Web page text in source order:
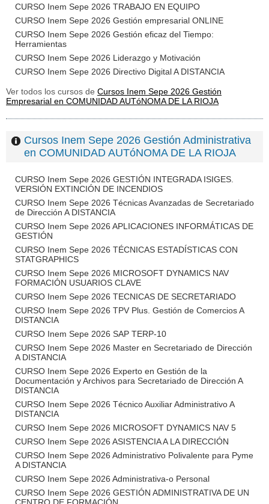
CURSO Inem Sepe 2026 TRABAJO EN EQUIPO
CURSO Inem Sepe 2026 Gestión empresarial ONLINE
CURSO Inem Sepe 2026 Gestión eficaz del Tiempo:
Herramientas
CURSO Inem Sepe 2026 Liderazgo y Motivación
CURSO Inem Sepe 2026 Directivo Digital A DISTANCIA
Ver todos los cursos de Cursos Inem Sepe 2026 Gestión
Empresarial en COMUNIDAD AUTóNOMA DE LA RIOJA
Cursos Inem Sepe 2026 Gestión Administrativa
en COMUNIDAD AUTóNOMA DE LA RIOJA
CURSO Inem Sepe 2026 GESTIÓN INTEGRADA ISIGES.
VERSIÓN EXTINCIÓN DE INCENDIOS
CURSO Inem Sepe 2026 Técnicas Avanzadas de Secretariado
de Dirección A DISTANCIA
CURSO Inem Sepe 2026 APLICACIONES INFORMÁTICAS DE
GESTIÓN
CURSO Inem Sepe 2026 TÉCNICAS ESTADÍSTICAS CON
STATGRAPHICS
CURSO Inem Sepe 2026 MICROSOFT DYNAMICS NAV
FORMACIÓN USUARIOS CLAVE
CURSO Inem Sepe 2026 TECNICAS DE SECRETARIADO
CURSO Inem Sepe 2026 TPV Plus. Gestión de Comercios A
DISTANCIA
CURSO Inem Sepe 2026 SAP TERP-10
CURSO Inem Sepe 2026 Master en Secretariado de Dirección
A DISTANCIA
CURSO Inem Sepe 2026 Experto en Gestión de la
Documentación y Archivos para Secretariado de Dirección A
DISTANCIA
CURSO Inem Sepe 2026 Técnico Auxiliar Administrativo A
DISTANCIA
CURSO Inem Sepe 2026 MICROSOFT DYNAMICS NAV 5
CURSO Inem Sepe 2026 ASISTENCIA A LA DIRECCIÓN
CURSO Inem Sepe 2026 Administrativo Polivalente para Pyme
A DISTANCIA
CURSO Inem Sepe 2026 Administrativa-o Personal
CURSO Inem Sepe 2026 GESTIÓN ADMINISTRATIVA DE UN